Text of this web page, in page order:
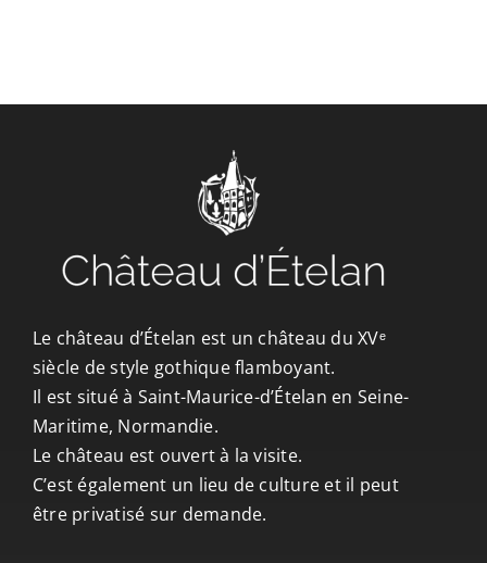
Le château d’Ételan est un château du XVᵉ
siècle de style gothique flamboyant.
Il est situé à Saint-Maurice-d’Ételan en Seine-
Maritime, Normandie.
Le château est ouvert à la visite.
C’est également un lieu de culture et il peut
être privatisé sur demande.